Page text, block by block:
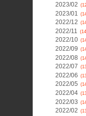
2023/02
2023/01
2022/12
2022/11
2022/10
2022/09
2022/08
2022/07
2022/06
2022/05
2022/04
2022/03
2022/02